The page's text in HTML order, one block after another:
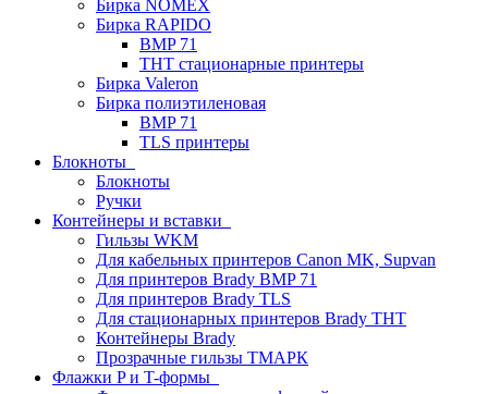
Бирка NOMEX
Бирка RAPIDO
BMP 71
THT стационарные принтеры
Бирка Valeron
Бирка полиэтиленовая
BMP 71
TLS принтеры
Блокноты
Блокноты
Ручки
Контейнеры и вставки
Гильзы WKM
Для кабельных принтеров Canon MK, Supvan
Для принтеров Brady BMP 71
Для принтеров Brady TLS
Для стационарных принтеров Brady THT
Контейнеры Brady
Прозрачные гильзы ТМАРК
Флажки P и T-формы